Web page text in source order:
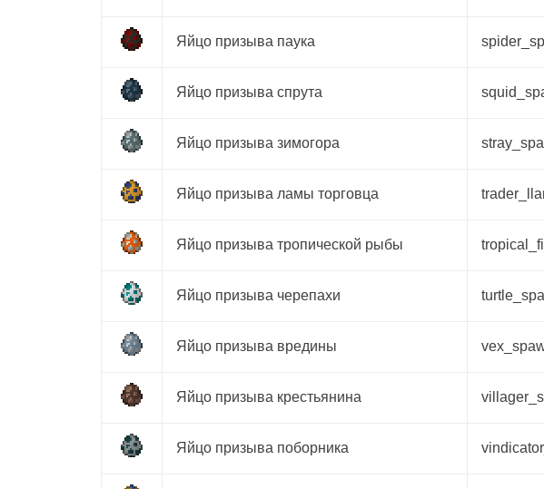
Яйцо призыва паука
Яйцо призыва спрута
Яйцо призыва зимогора
Яйцо призыва ламы торговца
Яйцо призыва тропической рыбы
Яйцо призыва черепахи
Яйцо призыва вредины
Яйцо призыва крестьянина
Яйцо призыва поборника